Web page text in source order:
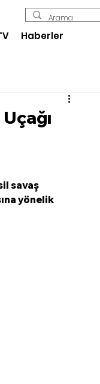
Haberler
savaş
yönelik